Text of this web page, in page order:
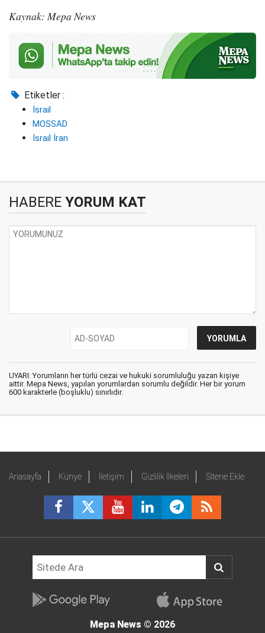
Kaynak: Mepa News
Etiketler :
İsrail
MOSSAD
İsrail İran
HABERE YORUM KAT
UYARI: Yorumların her türlü cezai ve hukuki sorumluluğu yazan kişiye
aittir. Mepa News, yapılan yorumlardan sorumlu değildir. Her bir yorum
600 karakterle (boşluklu) sınırlıdır.
Anasayfa Künye İletişim Gizlilik İlkeleri Sitene Ekle
Mepa News © 2026